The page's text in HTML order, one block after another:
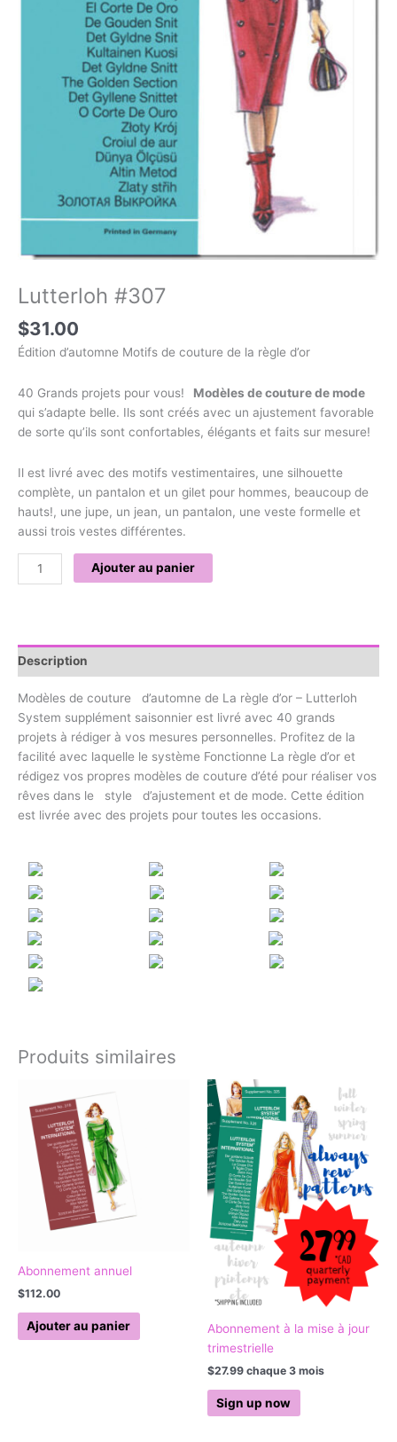
Lutterloh #307
$31.00
Édition d’automne Motifs de couture de la règle d’or
40 Grands projets pour vous!
Modèles de couture de mode
qui s’adapte belle. Ils sont créés avec un ajustement favorable
de sorte qu’ils sont confortables, élégants et faits sur mesure!
Il est livré avec des motifs vestimentaires, une silhouette
complète, un pantalon et un gilet pour hommes, beaucoup de
hauts!, une jupe, un jean, un pantalon, une veste formelle et
aussi trois vestes différentes.
Ajouter au panier
Description
Modèles de couture d’automne de La règle d’or – Lutterloh
System supplément saisonnier est livré avec 40 grands
projets à rédiger à vos mesures personnelles. Profitez de la
facilité avec laquelle le système Fonctionne La règle d’or et
rédigez vos propres modèles de couture d’été pour réaliser vos
rêves dans le style d’ajustement et de mode. Cette édition
est livrée avec des projets pour toutes les occasions.
Produits similaires
Abonnement annuel
$112.00
Ajouter au panier
Abonnement à la mise à jour
trimestrielle
$27.99 chaque 3 mois
Sign up now